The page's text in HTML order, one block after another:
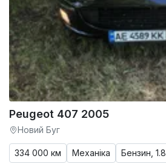
Peugeot 407 2005
Новий Буг
334 000 км Механіка Бензин, 1.8